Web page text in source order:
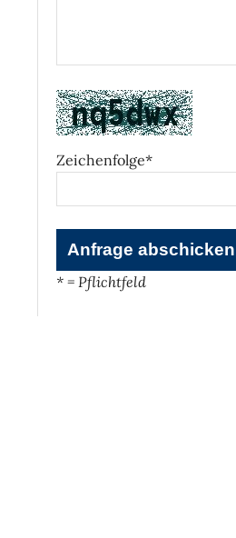
Zeichenfolge*
* = Pflichtfeld